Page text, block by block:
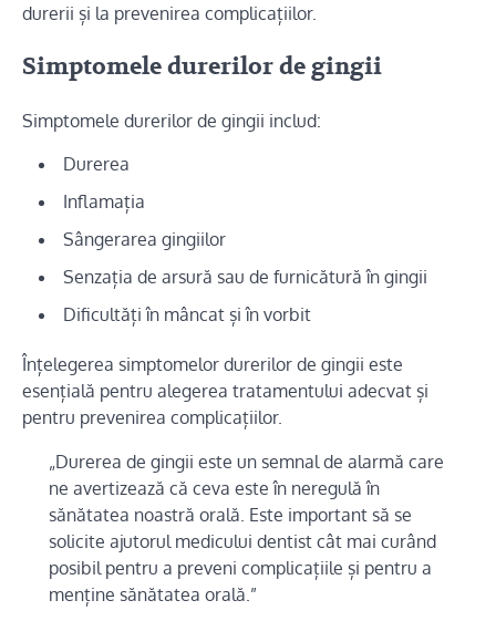
durerii și la prevenirea complicațiilor.
Simptomele durerilor de gingii
Simptomele durerilor de gingii includ:
Durerea
Inflamația
Sângerarea gingiilor
Senzația de arsură sau de furnicătură în gingii
Dificultăți în mâncat și în vorbit
Înțelegerea simptomelor durerilor de gingii este
esențială pentru alegerea tratamentului adecvat și
pentru prevenirea complicațiilor.
„Durerea de gingii este un semnal de alarmă care
ne avertizează că ceva este în neregulă în
sănătatea noastră orală. Este important să se
solicite ajutorul medicului dentist cât mai curând
posibil pentru a preveni complicațiile și pentru a
menține sănătatea orală.”